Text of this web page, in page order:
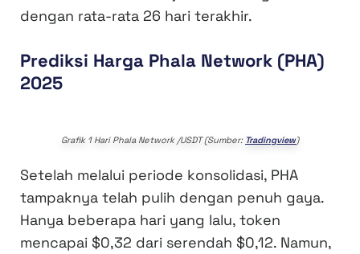
dengan rata-rata 26 hari terakhir.
Prediksi Harga Phala Network (PHA)
2025
Grafik 1 Hari Phala Network /USDT (Sumber: Tradingview)
Setelah melalui periode konsolidasi, PHA
tampaknya telah pulih dengan penuh gaya.
Hanya beberapa hari yang lalu, token
mencapai $0,32 dari serendah $0,12. Namun,